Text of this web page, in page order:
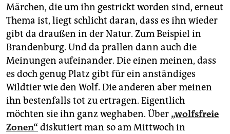
Märchen, die um ihn gestrickt worden sind, erneut
Thema ist, liegt schlicht daran, dass es ihn wieder
gibt da draußen in der Natur. Zum Beispiel in
Brandenburg. Und da prallen dann auch die
Meinungen aufeinander. Die einen meinen, dass
es doch genug Platz gibt für ein anständiges
Wildtier wie den Wolf. Die anderen aber meinen
ihn bestenfalls tot zu ertragen. Eigentlich
möchten sie ihn ganz weghaben. Über „wolfsfreie
Zonen“ diskutiert man so am Mittwoch in